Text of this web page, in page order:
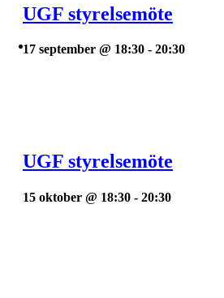
UGF styrelsemöte
17 september @ 18:30 - 20:30
UGF styrelsemöte
15 oktober @ 18:30 - 20:30